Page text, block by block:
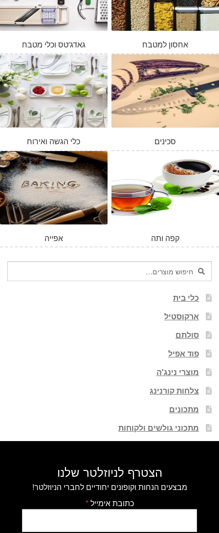
המלאי אזל
גאדג'טס וכלי מטבח אחסון למטבח
כלי הגשה ואירוח סכינים
אפייה קפה ותה
חיפוש
עבור:
חיפוש
כלי בית
ארקוסטיל
סולתם
פוד אפיל
מוצרי נינג'ה
צלחות קורנינג
מתכונים
מתכוני גולשים ולקוחות
הצטרף לניוזלטר שלנו
מבצעים הנחות וקופונים יחודיים לחברי הניוזלטר!
כתובת אימייל*